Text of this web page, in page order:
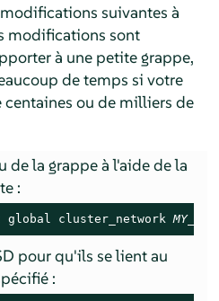
suivantes à
modifications sont
à une petite grappe,
de temps si votre
ou de milliers de
de la grappe à l'aide de la
:
global cluster_network
pour qu'ils se lient au
: